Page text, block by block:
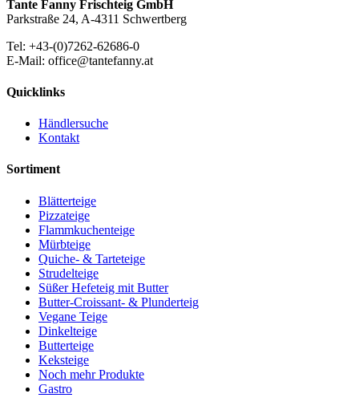
Tante Fanny Frischteig GmbH
Parkstraße 24, A-4311 Schwertberg
Tel: +43-(0)7262-62686-0
E-Mail: office@tantefanny.at
Quicklinks
Händlersuche
Kontakt
Sortiment
Blätterteige
Pizzateige
Flammkuchenteige
Mürbteige
Quiche- & Tarteteige
Strudelteige
Süßer Hefeteig mit Butter
Butter-Croissant- & Plunderteig
Vegane Teige
Dinkelteige
Butterteige
Keksteige
Noch mehr Produkte
Gastro